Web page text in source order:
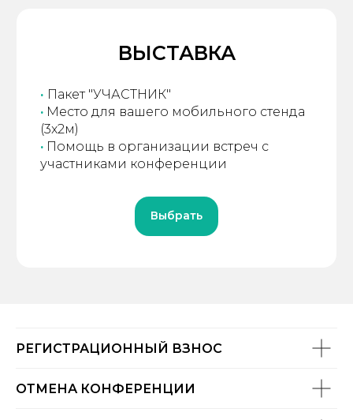
ВЫСТАВКА
· Пакет "УЧАСТНИК"
· Место для вашего мобильного стенда
(3x2м)
· Помощь в организации встреч с
участниками конференции
Выбрать
РЕГИСТРАЦИОННЫЙ ВЗНОС
ОТМЕНА КОНФЕРЕНЦИИ